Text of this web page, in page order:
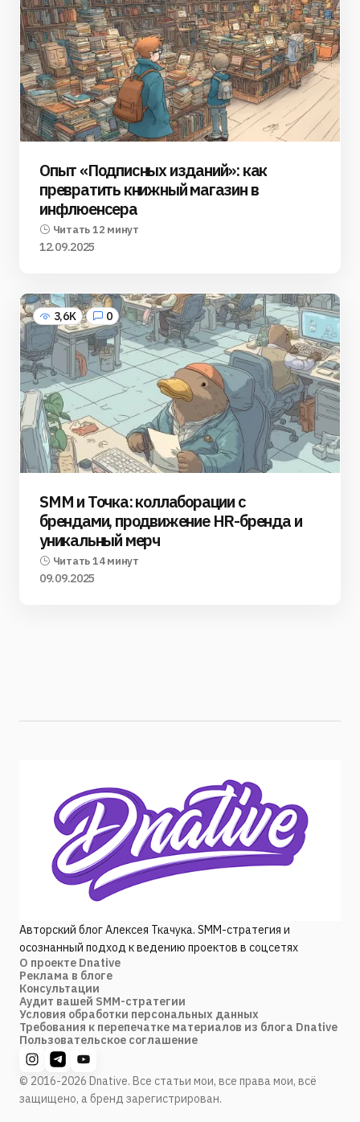
Опыт «Подписных изданий»: как
превратить книжный магазин в
инфлюенсера
Читать 12 минут
12.09.2025
3,6K 0
SMM и Точка: коллаборации с
брендами, продвижение HR-бренда и
уникальный мерч
Читать 14 минут
09.09.2025
Авторский блог Алексея Ткачука. SMM-стратегия и
осознанный подход к ведению проектов в соцсетях
О проекте Dnative
Реклама в блоге
Консультации
Аудит вашей SMM-стратегии
Условия обработки персональных данных
Требования к перепечатке материалов из блога Dnative
Пользовательское соглашение
© 2016-2026 Dnative. Все статьи мои, все права мои, всё
защищено, а бренд зарегистрирован.